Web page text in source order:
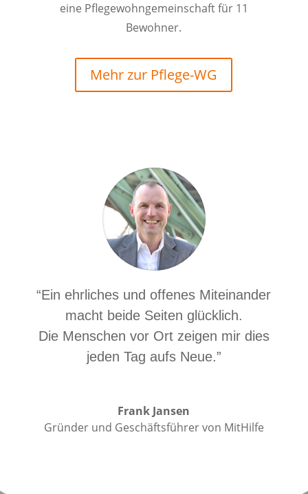
eine Pflegewohngemeinschaft für 11
Bewohner.
Mehr zur Pflege-WG
“Ein ehrliches und offenes Miteinander
macht beide Seiten glücklich.
Die Menschen vor Ort zeigen mir dies
jeden Tag aufs Neue.”
Frank Jansen
Gründer und Geschäftsführer von MitHilfe